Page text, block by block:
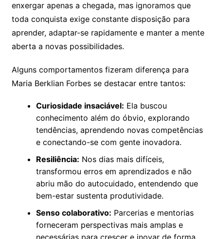
enxergar apenas a chegada, mas ignoramos que
toda conquista exige constante disposição para
aprender, adaptar-se rapidamente e manter a mente
aberta a novas possibilidades.
Alguns comportamentos fizeram diferença para
Maria Berklian Forbes se destacar entre tantos:
Curiosidade insaciável: Ela buscou
conhecimento além do óbvio, explorando
tendências, aprendendo novas competências
e conectando-se com gente inovadora.
Resiliência: Nos dias mais difíceis,
transformou erros em aprendizados e não
abriu mão do autocuidado, entendendo que
bem-estar sustenta produtividade.
Senso colaborativo: Parcerias e mentorias
forneceram perspectivas mais amplas e